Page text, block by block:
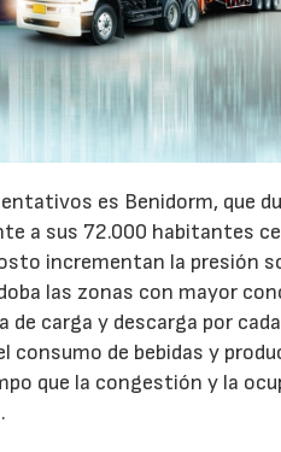
es Benidorm, que
a sus 72.000 habitantes
incrementan la presión
las zonas con mayor
de carga y descarga por
consumo de bebidas y
que la congestión y la